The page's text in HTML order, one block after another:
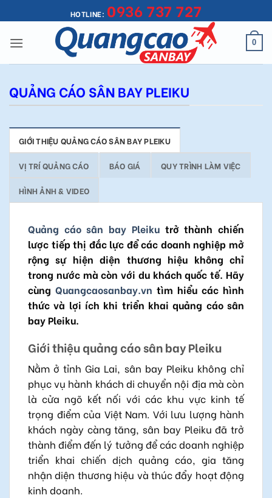
qua
nội
HOTLINE: 0936 737 727
0
QUẢNG CÁO SÂN BAY PLEIKU
GIỚI THIỆU QUẢNG CÁO SÂN BAY PLEIKU
VỊ TRÍ QUẢNG CÁO BÁO GIÁ QUY TRÌNH LÀM VIỆC
HÌNH ẢNH & VIDEO
Quảng cáo sân bay Pleikutrở thành chiến
lược tiếp thị đắc lực để các doanh nghiệp mở
rộng sự hiện diện thương hiệu không chỉ
trong nước mà còn với du khách quốc tế. Hãy
cùng Quangcaosanbay.vn tìm hiểu các hình
thức và lợi ích khi triển khai quảng cáo sân
bay Pleiku.
Giới thiệu quảng cáo sân bay Pleiku
Nằm ở tỉnh Gia Lai, sân bay Pleiku không chỉ
phục vụ hành khách di chuyển nội địa mà còn
là cửa ngõ kết nối với các khu vực kinh tế
trọng điểm của Việt Nam. Với lưu lượng hành
khách ngày càng tăng, sân bay Pleiku đã trở
thành điểm đến lý tưởng để các doanh nghiệp
triển khai chiến dịch quảng cáo, gia tăng
nhận diện thương hiệu và thúc đẩy hoạt động
kinh doanh.